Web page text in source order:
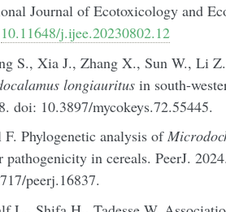
Journal of Ecotoxicology and
10.11648/j.ijee.20230802.12
S., Xia J., Zhang X., Sun W., Li
longiauritusin south-
doi: 10.3897/mycokeys.72.55445.
F. Phylogenetic analysis of
pathogenicity in cereals. PeerJ.
peerj.16837.